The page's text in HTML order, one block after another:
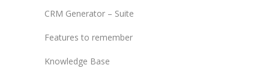
CRM Generator – Suite
Features to remember
Knowledge Base